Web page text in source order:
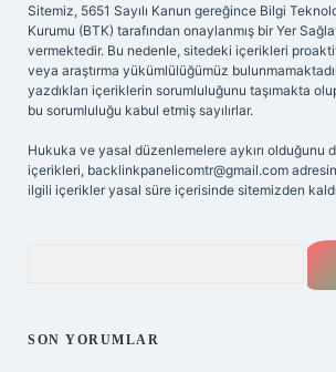
Sitemiz, 5651 Sayılı Kanun gereğince Bilgi
Kurumu (BTK) tarafından onaylanmış bir Yer
vermektedir. Bu nedenle, sitedeki içerikleri
veya araştırma yükümlülüğümüz
yazdıkları içeriklerin sorumluluğunu taşımakta
bu sorumluluğu kabul etmiş sayılırlar.
Hukuka ve yasal düzenlemelere aykırı olduğunu
içerikleri, backlinkpanelicomtr@gmail.com
ilgili içerikler yasal süre içerisinde sitemizden
SON YORUMLAR